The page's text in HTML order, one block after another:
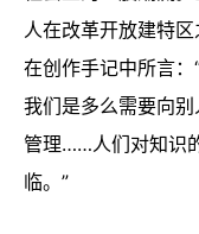
人在改革开放建特
在创作手记中所言：
我们是多么需要向
管理……人们对知识
临。”